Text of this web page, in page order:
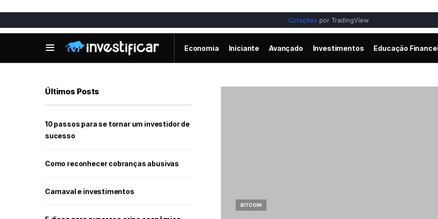
Cotações por TradingView
Economia Iniciante Avançado Investimentos Educação
BITCOIN
Últimos Posts
10 passos para se tornar um investidor de
sucesso
Como reconhecer cobranças abusivas
Carnaval e investimentos